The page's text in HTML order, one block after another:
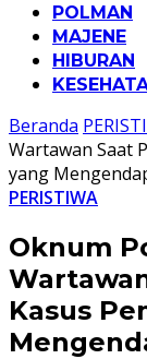
POLMAN
MAJENE
HIBURAN
Beranda
Wartawan Saat
yang
PERISTIWA
Oknum
Kasus